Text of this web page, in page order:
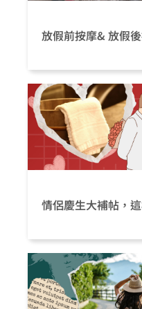
放假前按摩& 放假
情侶慶生大補帖，